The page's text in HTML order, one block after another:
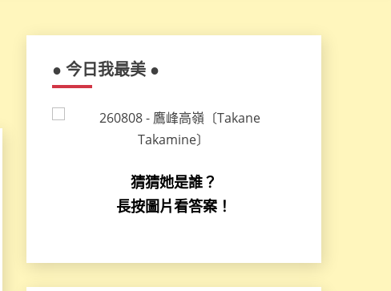
● 今日我最美 ●
猜猜她是誰？
長按圖片看答案！